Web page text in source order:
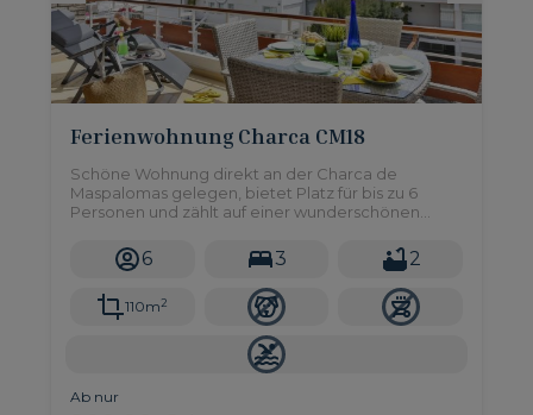
Ferienwohnung Charca CM18
Schöne Wohnung direkt an der Charca de
Maspalomas gelegen, bietet Platz für bis zu 6
Personen und zählt auf einer wunderschönen
6 3 2
110m2
Ab nur